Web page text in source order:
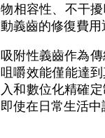
物相容性、不干
動義齒的修復費用
吸附性義齒作為
咀嚼效能僅能達
入和數位化精確
即使在日常生活中